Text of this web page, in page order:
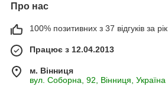
Про нас
100% позитивних з 37 відгуків за рік
Працює з 12.04.2013
м. Вінниця
вул. Соборна, 92, Вінниця, Україна